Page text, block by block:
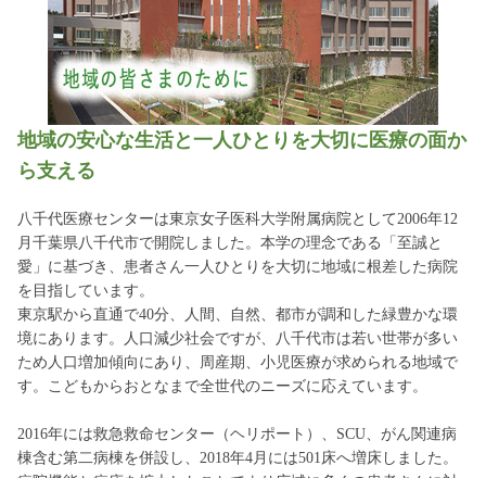
地域の安心な生活と一人ひとりを大切に医療の面か
ら支える
八千代医療センターは東京女子医科大学附属病院として2006年12
月千葉県八千代市で開院しました。本学の理念である「至誠と
愛」に基づき、患者さん一人ひとりを大切に地域に根差した病院
を目指しています。
東京駅から直通で40分、人間、自然、都市が調和した緑豊かな環
境にあります。人口減少社会ですが、八千代市は若い世帯が多い
ため人口増加傾向にあり、周産期、小児医療が求められる地域で
す。こどもからおとなまで全世代のニーズに応えています。
2016年には救急救命センター（ヘリポート）、SCU、がん関連病
棟含む第二病棟を併設し、2018年4月には501床へ増床しました。